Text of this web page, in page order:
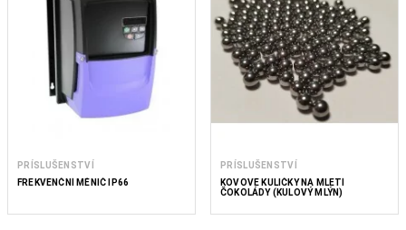
PRÍSLUŠENSTVÍ
FREKVENČNÍ MĚNIČ IP66
PRÍSLUŠENSTVÍ
KOVOVÉ KULIČKY NA MLETÍ
ČOKOLÁDY (KULOVÝ MLÝN)